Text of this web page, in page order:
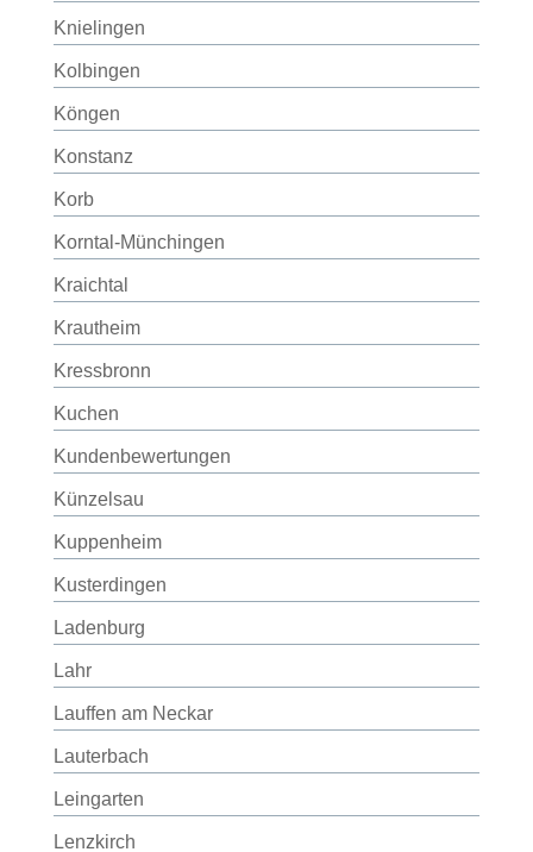
Knielingen
Kolbingen
Köngen
Konstanz
Korb
Korntal-Münchingen
Kraichtal
Krautheim
Kressbronn
Kuchen
Kundenbewertungen
Künzelsau
Kuppenheim
Kusterdingen
Ladenburg
Lahr
Lauffen am Neckar
Lauterbach
Leingarten
Lenzkirch